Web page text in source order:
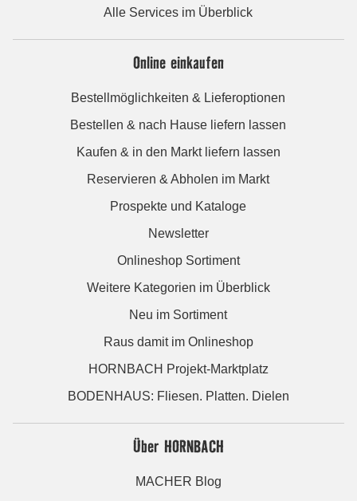
Alle Services im Überblick
Online einkaufen
Bestellmöglichkeiten & Lieferoptionen
Bestellen & nach Hause liefern lassen
Kaufen & in den Markt liefern lassen
Reservieren & Abholen im Markt
Prospekte und Kataloge
Newsletter
Onlineshop Sortiment
Weitere Kategorien im Überblick
Neu im Sortiment
Raus damit im Onlineshop
HORNBACH Projekt-Marktplatz
BODENHAUS: Fliesen. Platten. Dielen
Über HORNBACH
MACHER Blog